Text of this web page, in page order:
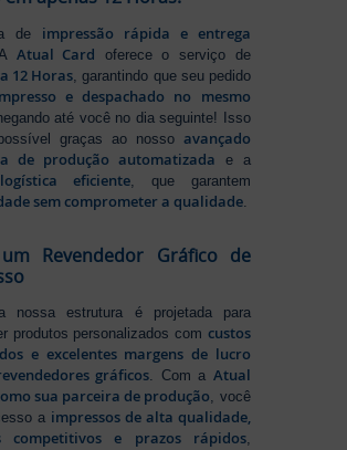
de impressão rápida e entrega
Atual Card oferece o serviço de
12 Horas , garantindo que seu pedido
e despachado no mesmo
até você no dia seguinte! Isso
graças ao nosso avançado
de produção automatizada e a
logística eficiente , que garantem
sem comprometer a qualidade
Revendedor Gráfico de
nossa estrutura é projetada para
produtos personalizados com custos
e excelentes margens de lucro
gráficos. Com a Atual
sua parceira de produção, você
a impressos de alta qualidade,
competitivos e prazos rápidos,